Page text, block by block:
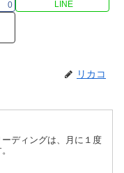
0 LINE
リカコ
ディングは、月に１度